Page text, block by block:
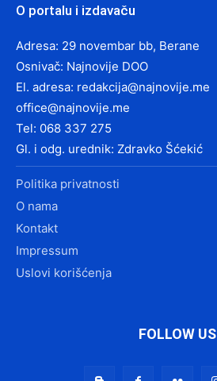
O portalu i izdavaču
Adresa: 29 novembar bb, Berane
Osnivač: Najnovije DOO
El. adresa: redakcija@najnovije.me
office@najnovije.me
Tel: 068 337 275
Gl. i odg. urednik: Zdravko Šćekić
Politika privatnosti
O nama
Kontakt
Impressum
Uslovi korišćenja
FOLLOW US